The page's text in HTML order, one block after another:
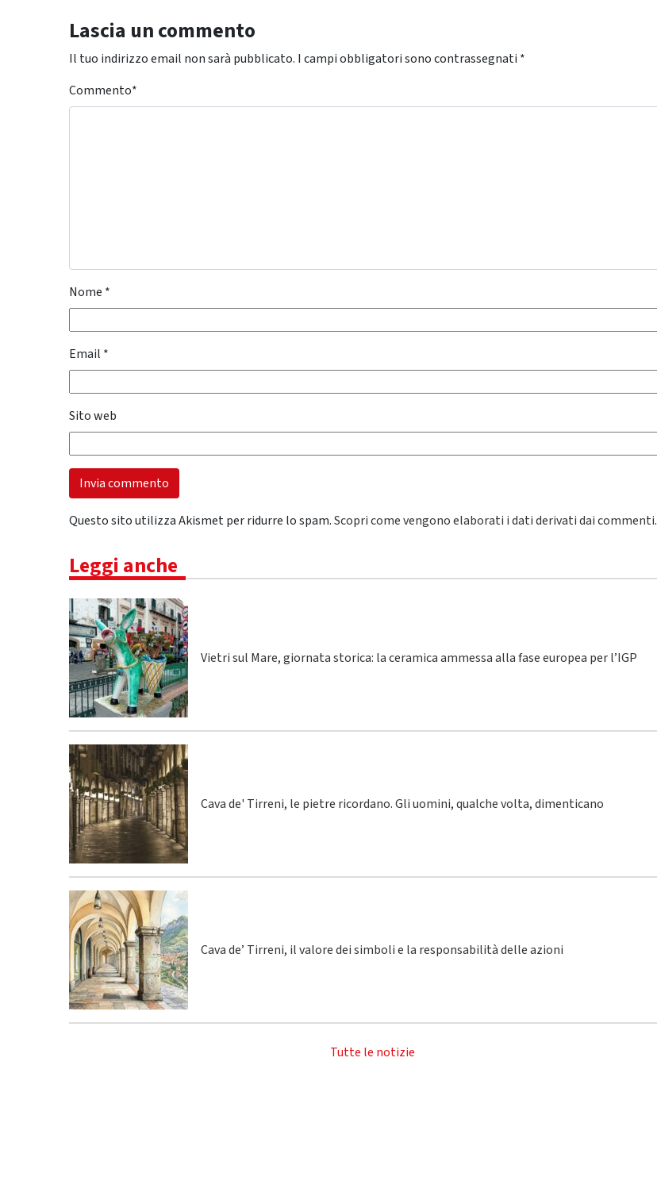
Lascia un commento
Il tuo indirizzo email non sarà pubblicato. I campi obbligatori sono contrassegnati *
Commento*
Nome *
Email *
Sito web
Questo sito utilizza Akismet per ridurre lo spam.Scopri come vengono elaborati i dati derivati dai commenti.
Leggi anche
Vietri sul Mare, giornata storica: la ceramica ammessa alla fase europea per l’IGP
Cava de' Tirreni, le pietre ricordano. Gli uomini, qualche volta, dimenticano
Cava de’ Tirreni, il valore dei simboli e la responsabilità delle azioni
Tutte le notizie